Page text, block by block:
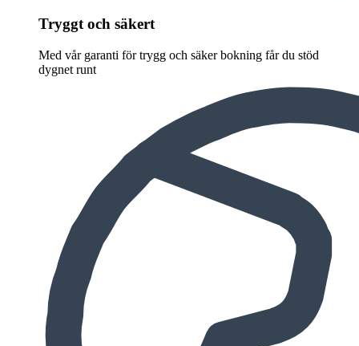
Tryggt och säkert
Med vår garanti för trygg och säker bokning får du stöd
dygnet runt